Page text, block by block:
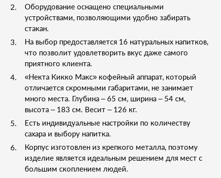
Оборудование оснащено специальными
устройствами, позволяющими удобно забирать
стакан.
На выбор предоставляется 16 натуральных напитков,
что позволит удовлетворить вкус даже самого
приятного клиента.
«Некта Кикко Макс» кофейный аппарат, который
отличается скромными габаритами, не занимает
много места. Глубина – 65 см, ширина – 54 см,
высота – 183 см. Весит – 126 кг.
Есть индивидуальные настройки по количеству
сахара и выбору напитка.
Корпус изготовлен из крепкого металла, поэтому
изделие является идеальным решением для мест с
большим скоплением людей.